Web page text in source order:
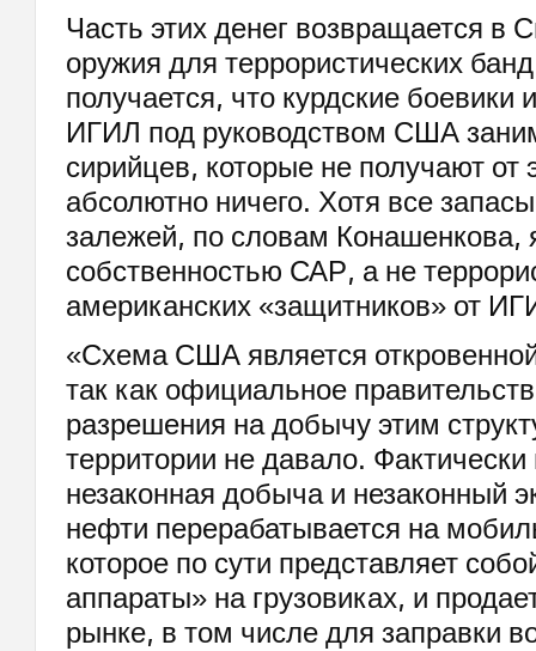
Часть этих денег возвращается в
оружия для террористических
получается, что курдские боевики
ИГИЛ под руководством США
сирийцев, которые не получают от
абсолютно ничего. Хотя все
залежей, по словам Конашенкова,
собственностью САР, а не
американских «защитников» от
«Схема США является
так как официальное
разрешения на добычу этим
территории не давало. Фактически
незаконная добыча и незаконный
нефти перерабатывается на
которое по сути представляет
аппараты» на грузовиках, и
рынке, в том числе для заправки